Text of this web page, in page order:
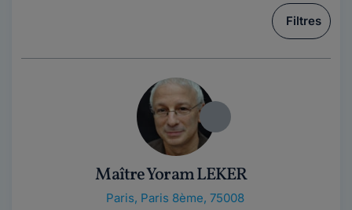
Filtres
Maître Yoram LEKER
Paris, Paris 8ème, 75008